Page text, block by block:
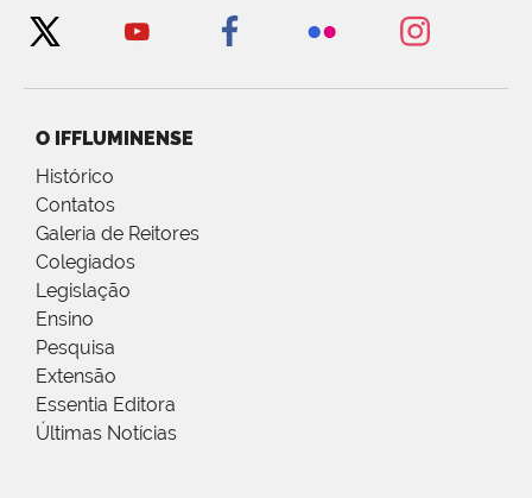
O IFFLUMINENSE
Histórico
Contatos
Galeria de Reitores
Colegiados
Legislação
Ensino
Pesquisa
Extensão
Essentia Editora
Últimas Notícias